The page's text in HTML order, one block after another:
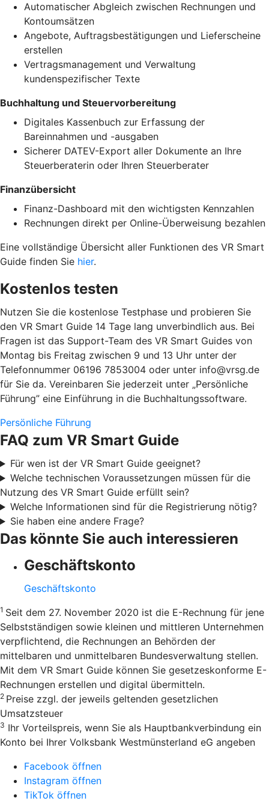
Automatischer Abgleich zwischen Rechnungen und
Kontoumsätzen
Angebote, Auftragsbestätigungen und Lieferscheine
erstellen
Vertragsmanagement und Verwaltung
kundenspezifischer Texte
Buchhaltung und Steuervorbereitung
Digitales Kassenbuch zur Erfassung der
Bareinnahmen und -ausgaben
Sicherer DATEV-Export aller Dokumente an Ihre
Steuerberaterin oder Ihren Steuerberater
Finanzübersicht
Finanz-Dashboard mit den wichtigsten Kennzahlen
Rechnungen direkt per Online-Überweisung bezahlen
Eine vollständige Übersicht aller Funktionen des VR Smart
Guide finden Sie hier.
Kostenlos testen
Nutzen Sie die kostenlose Testphase und probieren Sie
den VR Smart Guide 14 Tage lang unverbindlich aus. Bei
Fragen ist das Support-Team des VR Smart Guides von
Montag bis Freitag zwischen 9 und 13 Uhr unter der
Telefonnummer 06196 7853004 oder unter info@vrsg.de
für Sie da. Vereinbaren Sie jederzeit unter „Persönliche
Führung” eine Einführung in die Buchhaltungssoftware.
Persönliche Führung
FAQ zum VR Smart Guide
Für wen ist der VR Smart Guide geeignet?
Welche technischen Voraussetzungen müssen für die
Nutzung des VR Smart Guide erfüllt sein?
Welche Informationen sind für die Registrierung nötig?
Sie haben eine andere Frage?
Das könnte Sie auch interessieren
Geschäftskonto
Geschäftskonto
1 Seit dem 27. November 2020 ist die E-Rechnung für jene
Selbstständigen sowie kleinen und mittleren Unternehmen
verpflichtend, die Rechnungen an Behörden der
mittelbaren und unmittelbaren Bundesverwaltung stellen.
Mit dem VR Smart Guide können Sie gesetzeskonforme E-
Rechnungen erstellen und digital übermitteln.
2 Preise zzgl. der jeweils geltenden gesetzlichen
Umsatzsteuer
3 Ihr Vorteilspreis, wenn Sie als Hauptbankverbindung ein
Konto bei Ihrer Volksbank Westmünsterland eG angeben
Facebook öffnen
Instagram öffnen
TikTok öffnen